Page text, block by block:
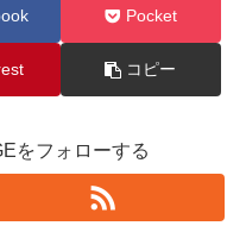
Pocket
コピー
をフォローする